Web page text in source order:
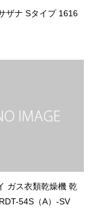
ザナ Sタイプ 1616
ガス衣類乾燥機 乾
54S（A）-SV